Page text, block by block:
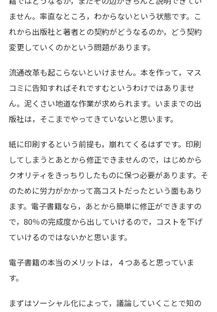
ません。率直なところ，わからないという状態です。こ
れから出版社と著者との契約がどうなるのか，どう契約
変更していくのかという問題があります。
流通改革も起こらないといけません。本を作って，マス
コミに告知すればそれですむというわけではありませ
ん。泥くさい地道な作業が求められます。いままでの出
版社は，そこまでやってきていないと思います。
紙に印刷するという前提も，崩れてくるはずです。印刷
してしまうとあとから修正できませんので，はじめから
クオリティをきっちりしたものに保つ必要があります。そ
のために労力がかかって高コストだったという面もあり
ます。電子書籍なら，あとから簡単に修正ができますの
で，80％の完成度から出していけるので，コストを下げ
ていけるのではないかと思います。
電子書籍の本当のメリットは，４つあると思っていま
す。
まずはソーシャル化によって，議論していくことで知の